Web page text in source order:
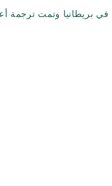
بريطانيا وتمت ترجمة